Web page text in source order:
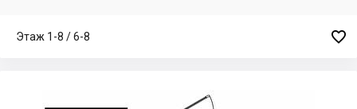
Этаж 1-8 / 6-8 